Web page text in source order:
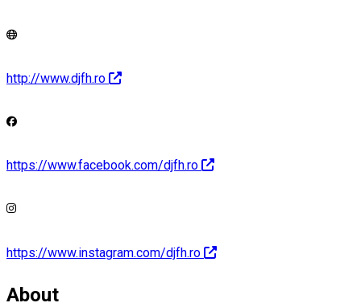
http://www.djfh.ro
https://www.facebook.com/djfh.ro
https://www.instagram.com/djfh.ro
About